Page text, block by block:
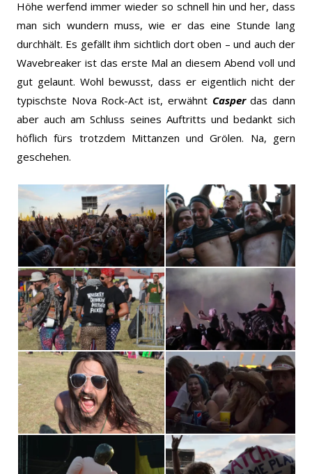
Höhe werfend immer wieder so schnell hin und her, dass
man sich wundern muss, wie er das eine Stunde lang
durchhält. Es gefällt ihm sichtlich dort oben – und auch der
Wavebreaker ist das erste Mal an diesem Abend voll und
gut gelaunt. Wohl bewusst, dass er eigentlich nicht der
typischste Nova Rock-Act ist, erwähnt Casperdas dann
aber auch am Schluss seines Auftritts und bedankt sich
höflich fürs trotzdem Mittanzen und Grölen. Na, gern
geschehen.